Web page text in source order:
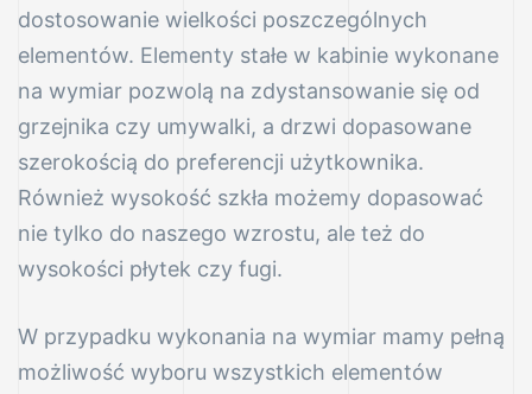
dostosowanie wielkości poszczególnych
elementów. Elementy stałe w kabinie wykonane
na wymiar pozwolą na zdystansowanie się od
grzejnika czy umywalki, a drzwi dopasowane
szerokością do preferencji użytkownika.
Również wysokość szkła możemy dopasować
nie tylko do naszego wzrostu, ale też do
wysokości płytek czy fugi.
W przypadku wykonania na wymiar mamy pełną
możliwość wyboru wszystkich elementów